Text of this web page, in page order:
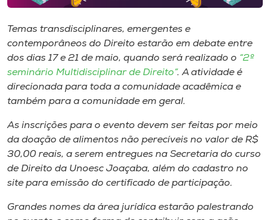
Unoesc
Store
Selecione
A-
Temas transdisciplinares, emergentes e
contemporâneos do Direito estarão em debate entre
dos dias 17 e 21 de maio, quando será realizado o “2º
seminário Multidisciplinar de Direito”. A atividade é
direcionada para toda a comunidade acadêmica e
também para a comunidade em geral.
As inscrições para o evento devem ser feitas por meio
da doação de alimentos não perecíveis no valor de R$
30,00 reais, a serem entregues na Secretaria do curso
de Direito da Unoesc Joaçaba, além do cadastro no
site para emissão do certificado de participação.
Grandes nomes da área jurídica estarão palestrando